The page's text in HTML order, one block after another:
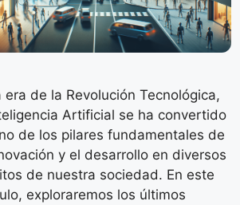
era de la Revolución Tecnológica,
Artificial se ha convertido
de los pilares fundamentales de
y el desarrollo en diversos
de nuestra sociedad. En este
exploraremos los últimos